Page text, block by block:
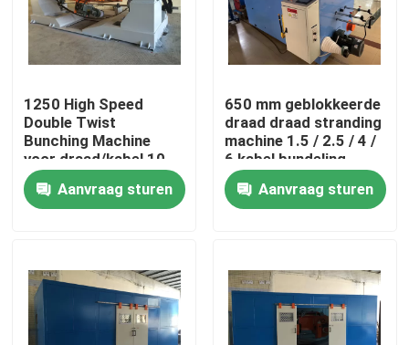
Thuis
Video's
1250 High Speed
Double Twist
Bunching Machine
voor draad/kabel 10
16 25 4*2.5
Aanvraag sturen
650 mm geblokkeerde
draad draad stranding
machine 1.5 / 2.5 / 4 /
6 kabel bundeling
machine
Aanvraag sturen